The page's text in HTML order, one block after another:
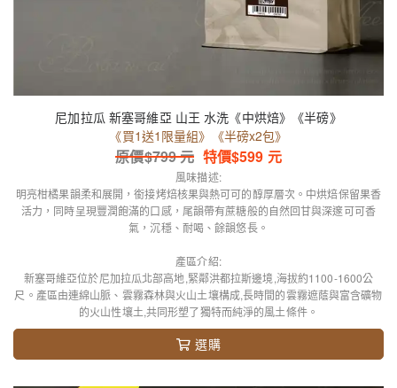
尼加拉瓜 新塞哥維亞 山王 水洗《中烘焙》《半磅》
《買1送1限量組》《半磅x2包》
原價$799元 特價$599 元
風味描述:
明亮柑橘果韻柔和展開，銜接烤焙核果與熱可可的醇厚層次。中烘焙保留果香
活力，同時呈現豐潤飽滿的口感，尾韻帶有蔗糖般的自然回甘與深邃可可香
氣，沉穩、耐喝、餘韻悠長。
產區介紹:
新塞哥維亞位於尼加拉瓜北部高地,緊鄰洪都拉斯邊境,海拔約1100-1600公
尺。產區由連綿山脈、雲霧森林與火山土壤構成,長時間的雲霧遮蔭與富含礦物
的火山性壤土,共同形塑了獨特而純淨的風土條件。
選購